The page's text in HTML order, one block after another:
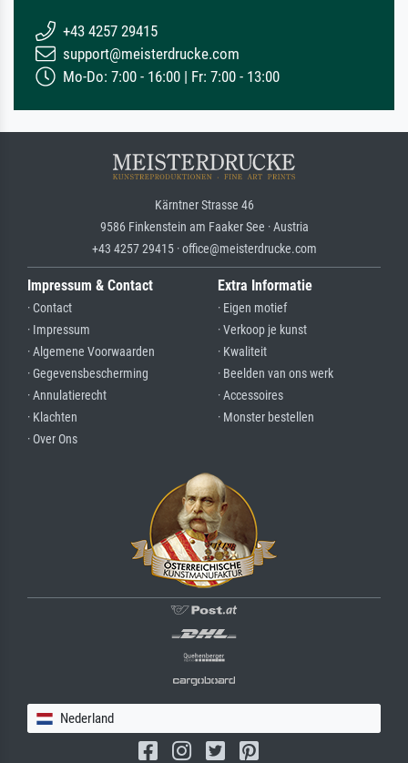
+43 4257 29415
support@meisterdrucke.com
Mo-Do: 7:00 - 16:00 | Fr: 7:00 - 13:00
Kärntner Strasse 46
9586 Finkenstein am Faaker See · Austria
+43 4257 29415 · office@meisterdrucke.com
Impressum & Contact
· Contact
· Impressum
· Algemene Voorwaarden
· Gegevensbescherming
· Annulatierecht
· Klachten
· Over Ons
Extra Informatie
· Eigen motief
· Verkoop je kunst
· Kwaliteit
· Beelden van ons werk
· Accessoires
· Monster bestellen
Nederland